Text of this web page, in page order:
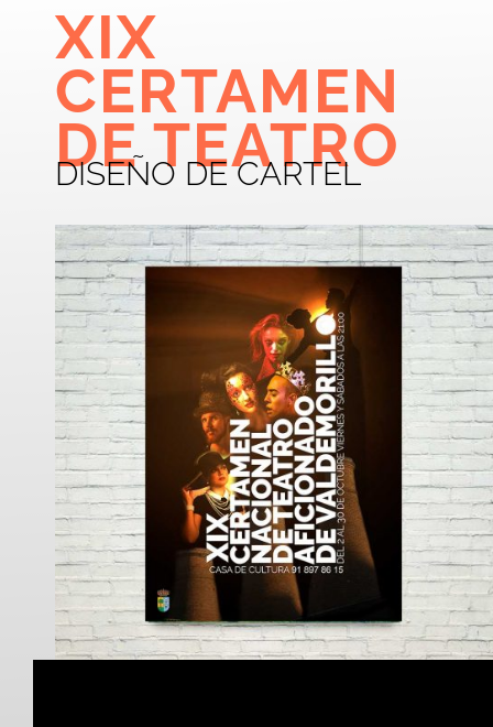
XIX
CERTAMEN
DE TEATRO
DISEÑO DE CARTEL